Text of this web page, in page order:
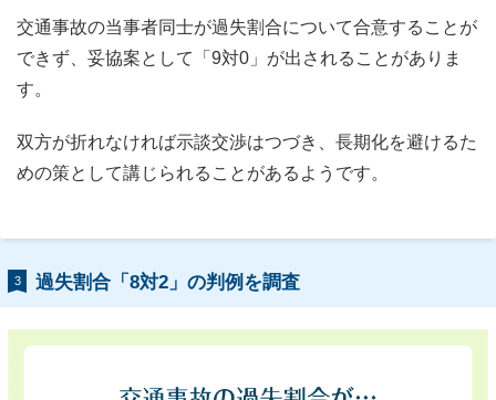
交通事故の当事者同士が過失割合について合意することが
できず、妥協案として「9対0」が出されることがありま
す。
双方が折れなければ示談交渉はつづき、長期化を避けるた
めの策として講じられることがあるようです。
3 過失割合「8対2」の判例を調査